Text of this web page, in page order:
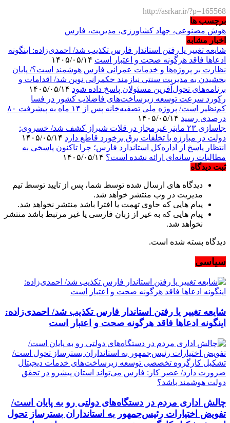
http://asrkar.ir/?p=165568
برچسب ها
هوش مصنوعی، جهاد کشاورزی، مدیریت، فارس
اخبار مشابه
شایعه تغییر یا رفتن استاندار فارس تکذیب شد/ احمدی‌زاده: اینگونه
ادعاها فاقد هرگونه صحت و اعتبار است
نظارت بر پروژه‌ها و خدمات عمرانی فارس هوشمند است؟/ پایان
بخشیدن به مدیریت سنتی نیازمند حکمرانی نوین شد/ اقدامات و
برنامه‌های تحول‌آفرین مسئولان پاسخ داده شود
رکورد سرعت توسعه زیرساخت‌های فاضلاب کشور در فسا
کم‌نظیر است/ پروژه ملی تصفیه‌خانه پس از ۱۴ ماه به پیشرفت ۸۰
درصدی رسید
جاسازی ۲۳ ماینر غیرمجاز در قلات شیراز کشف شد/ خسروی:
دولت در مبارزه با تخلفات برق برخورد قاطع دارد
انتظار پاسخ از اداره‌کل استاندارد فارس؛ چرا تاکنون پاسخی به
مطالبات رسانه‌ای ارائه نشده است؟
ثبت دیدگاه
دیدگاه های ارسال شده توسط شما، پس از تایید توسط تیم
مدیریت در وب منتشر خواهد شد.
پیام هایی که حاوی تهمت یا افترا باشد منتشر نخواهد شد.
پیام هایی که به غیر از زبان فارسی یا غیر مرتبط باشد منتشر
نخواهد شد.
دیدگاه بسته شده است.
سیاسی
شایعه تغییر یا رفتن استاندار فارس تکذیب شد/ احمدی‌زاده:
اینگونه ادعاها فاقد هرگونه صحت و اعتبار است
چالش اداری مردم در دستگاه‌های دولتی رو به پایان است/
تفویض اختیارات رئیس‌جمهور به استانداران بسترساز تحول